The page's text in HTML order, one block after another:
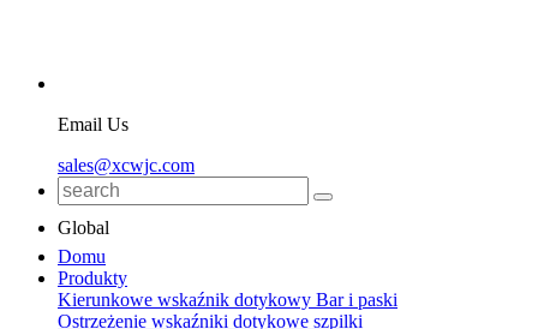
Email Us
sales@xcwjc.com
Global
Domu
Produkty
Kierunkowe wskaźnik dotykowy Bar i paski
Ostrzeżenie wskaźniki dotykowe szpilki